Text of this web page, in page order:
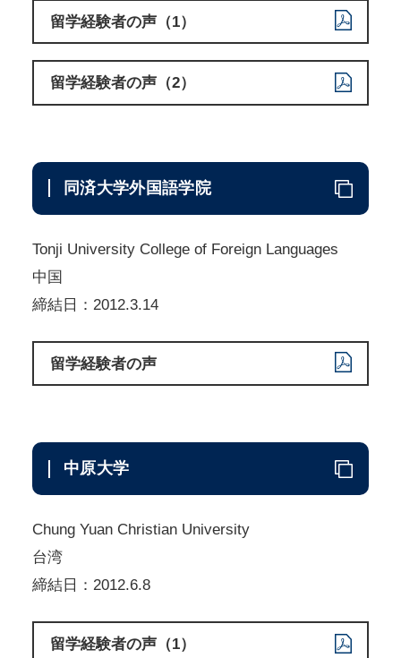
留学経験者の声（1）
留学経験者の声（2）
同済大学外国語学院
Tonji University College of Foreign Languages
中国
締結日：2012.3.14
留学経験者の声
中原大学
Chung Yuan Christian University
台湾
締結日：2012.6.8
留学経験者の声（1）